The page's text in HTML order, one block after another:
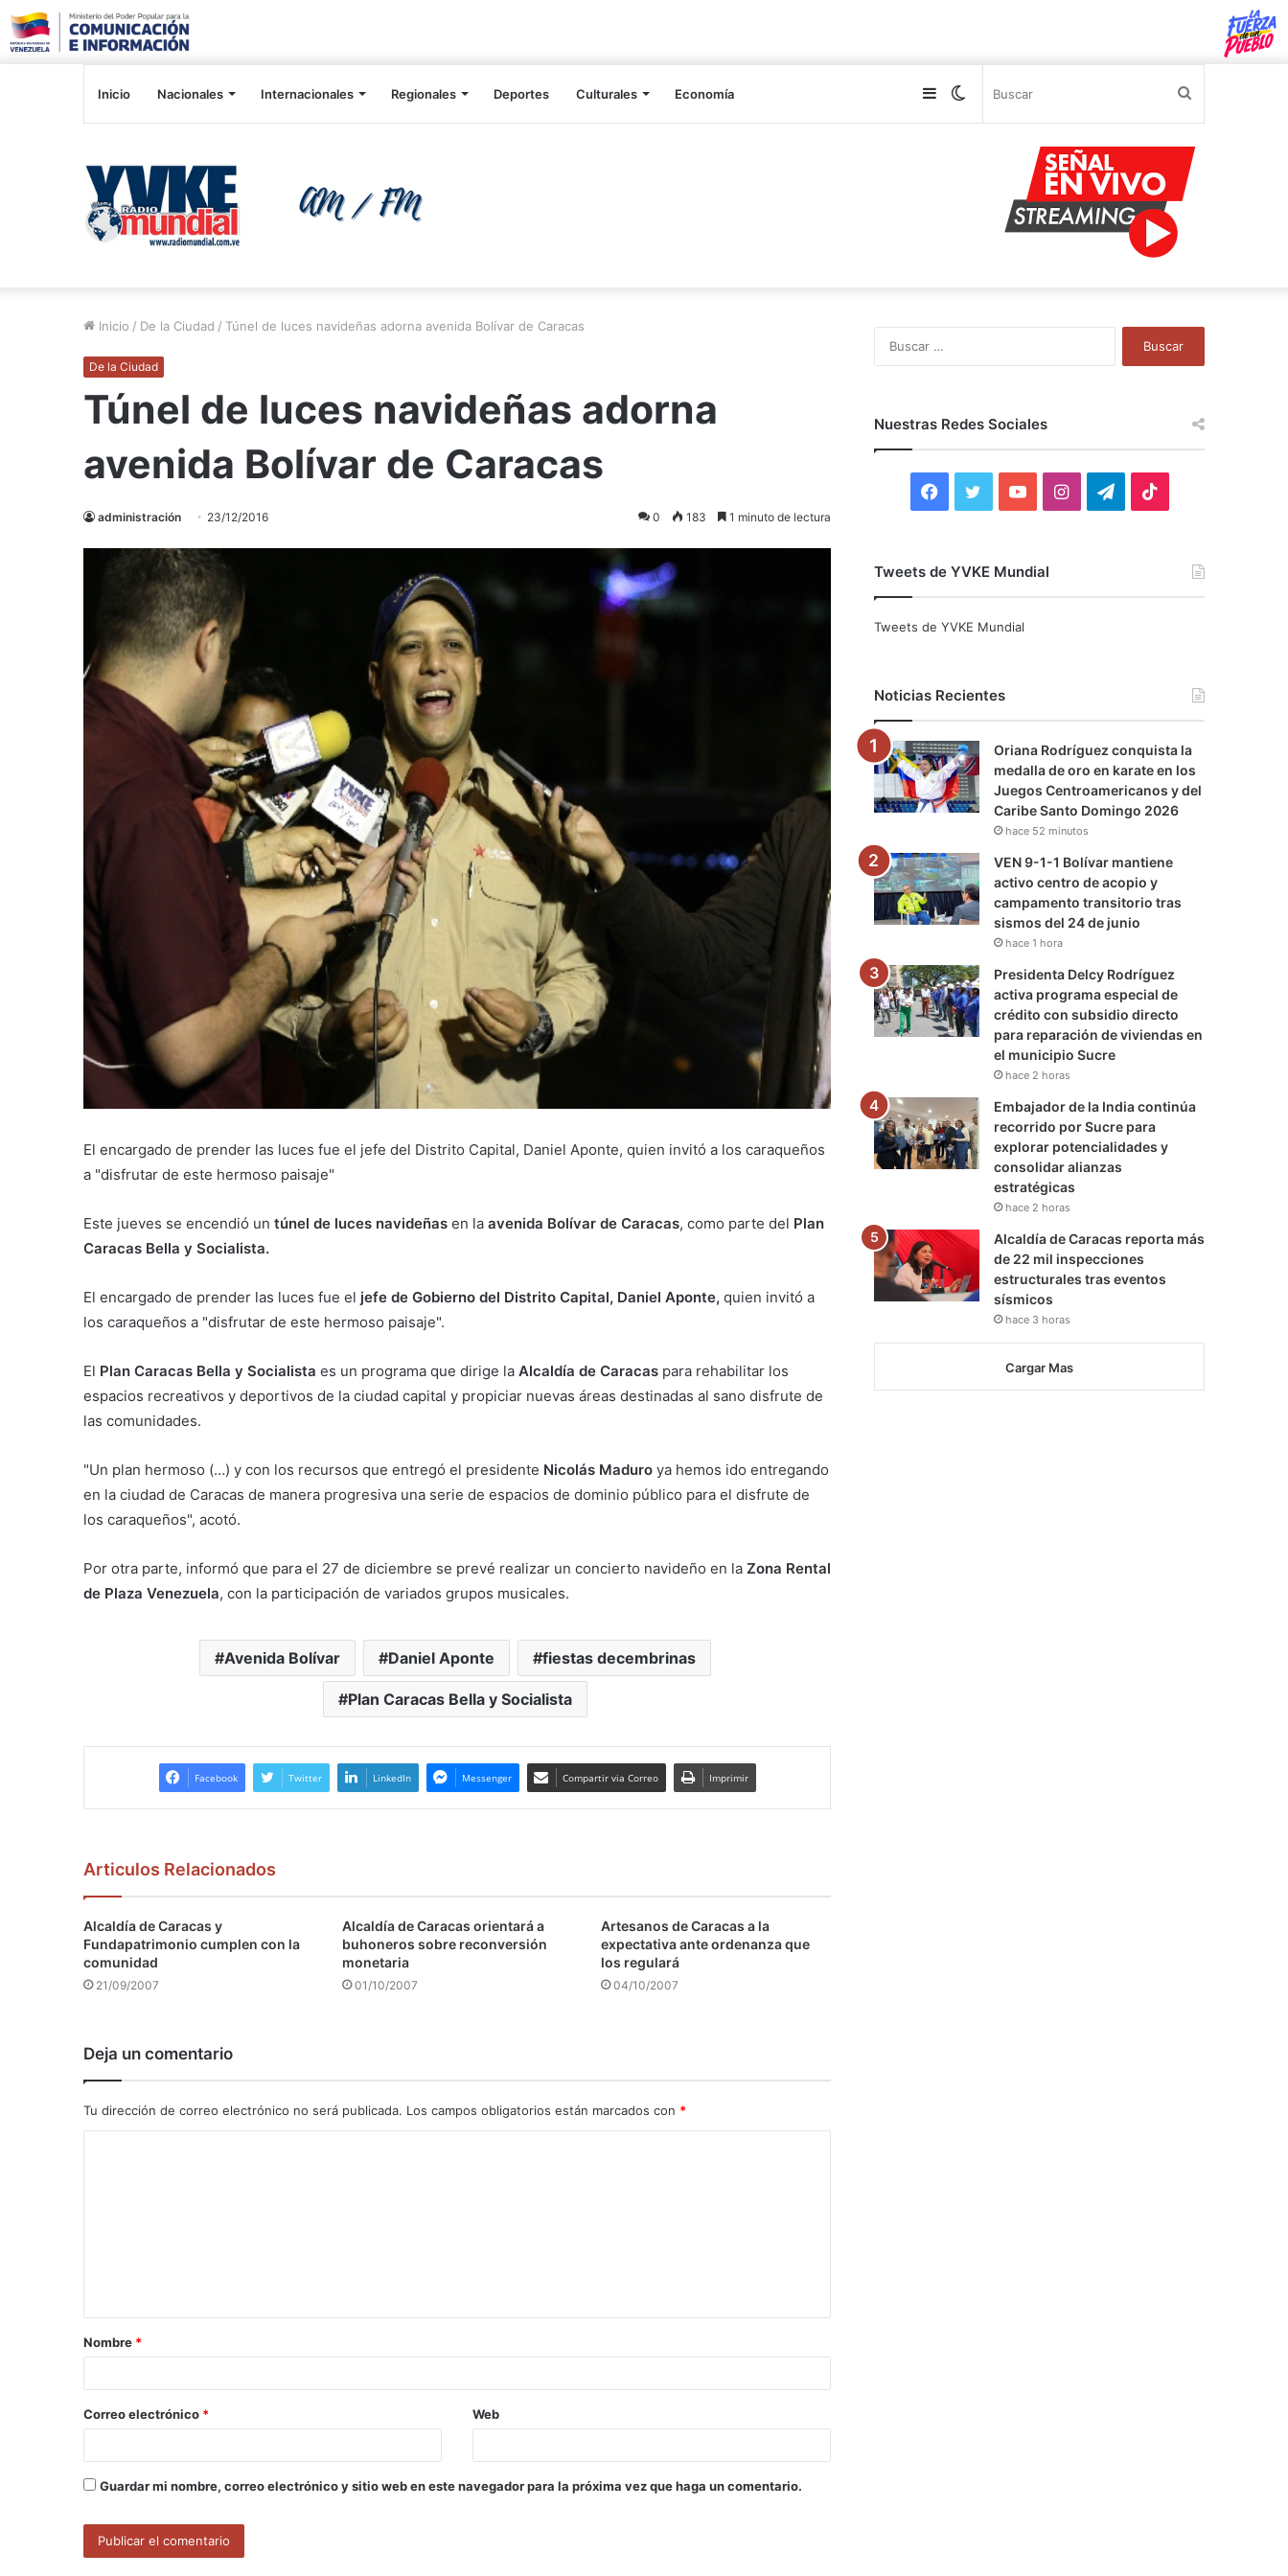
Inicio Nacionales Internacionales Regionales Deportes Culturales Economía Switch
Sidebar
Inicio / De la Ciudad / Túnel de luces navideñas adorna avenida Bolívar de Caracas
De la Ciudad
Túnel de luces navideñas adorna
avenida Bolívar de Caracas
administración 23/12/2016 0 183 1 minuto de lectura
El encargado de prender las luces fue el jefe del Distrito Capital, Daniel Aponte, quien invitó a los caraqueños
a "disfrutar de este hermoso paisaje"
Este jueves se encendió un túnel de luces navideñas en la avenida Bolívar de Caracas, como parte del Plan
Caracas Bella y Socialista.
El encargado de prender las luces fue el jefe de Gobierno del Distrito Capital, Daniel Aponte, quien invitó a
los caraqueños a "disfrutar de este hermoso paisaje".
El Plan Caracas Bella y Socialista es un programa que dirige la Alcaldía de Caracas para rehabilitar los
espacios recreativos y deportivos de la ciudad capital y propiciar nuevas áreas destinadas al sano disfrute de
las comunidades.
"Un plan hermoso (…) y con los recursos que entregó el presidente Nicolás Maduro ya hemos ido entregando
en la ciudad de Caracas de manera progresiva una serie de espacios de dominio público para el disfrute de
los caraqueños", acotó.
Por otra parte, informó que para el 27 de diciembre se prevé realizar un concierto navideño en la Zona Rental
de Plaza Venezuela, con la participación de variados grupos musicales.
Avenida Bolívar Daniel Aponte fiestas decembrinas
Plan Caracas Bella y Socialista
Facebook Twitter LinkedIn Messenger Compartir via Correo Imprimir
Articulos Relacionados
Alcaldía de Caracas y
Fundapatrimonio cumplen con la
comunidad
21/09/2007
Alcaldía de Caracas orientará a
buhoneros sobre reconversión
monetaria
01/10/2007
Artesanos de Caracas a la
expectativa ante ordenanza que
los regulará
04/10/2007
Deja un comentario
Tu dirección de correo electrónico no será publicada. Los campos obligatorios están marcados con *
a
r
*
Nombre *
Correo electrónico * Web
Guardar mi nombre, correo electrónico y sitio web en este navegador para la próxima vez que haga un comentario.
Nuestras Redes Sociales
F
c
o
k
i
r
Y
u
e
I
r
a
m
T
a
m
Tweets de YVKE Mundial
Tweets de YVKE Mundial
Noticias Recientes
Oriana Rodríguez conquista la
medalla de oro en karate en los
Juegos Centroamericanos y del
Caribe Santo Domingo 2026
hace 52 minutos
VEN 9-1-1 Bolívar mantiene
activo centro de acopio y
campamento transitorio tras
sismos del 24 de junio
hace 1 hora
Presidenta Delcy Rodríguez
activa programa especial de
crédito con subsidio directo
para reparación de viviendas en
el municipio Sucre
hace 2 horas
Embajador de la India continúa
recorrido por Sucre para
explorar potencialidades y
consolidar alianzas
estratégicas
hace 2 horas
Alcaldía de Caracas reporta más
de 22 mil inspecciones
estructurales tras eventos
sísmicos
hace 3 horas
Cargar Mas